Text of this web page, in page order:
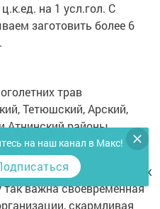
на 1 усл.гол. С
заготовить более 6
трав
Тетюшский, Арский,
Атнинский районы.
сроки, по
веществе приближается к
важна своевременная
скармливая
на наш канал в Макс!